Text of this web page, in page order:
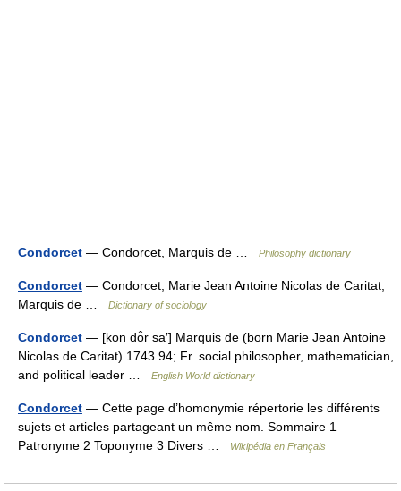
Condorcet — Condorcet, Marquis de … Philosophy dictionary
Condorcet — Condorcet, Marie Jean Antoine Nicolas de Caritat,
Marquis de …
Dictionary of sociology
Condorcet — [kōn dō̂r sā′] Marquis de (born Marie Jean Antoine
Nicolas de Caritat) 1743 94; Fr. social philosopher, mathematician,
and political leader …
English World dictionary
Condorcet — Cette page d’homonymie répertorie les différents
sujets et articles partageant un même nom. Sommaire 1
Patronyme 2 Toponyme 3 Divers …
Wikipédia en Français